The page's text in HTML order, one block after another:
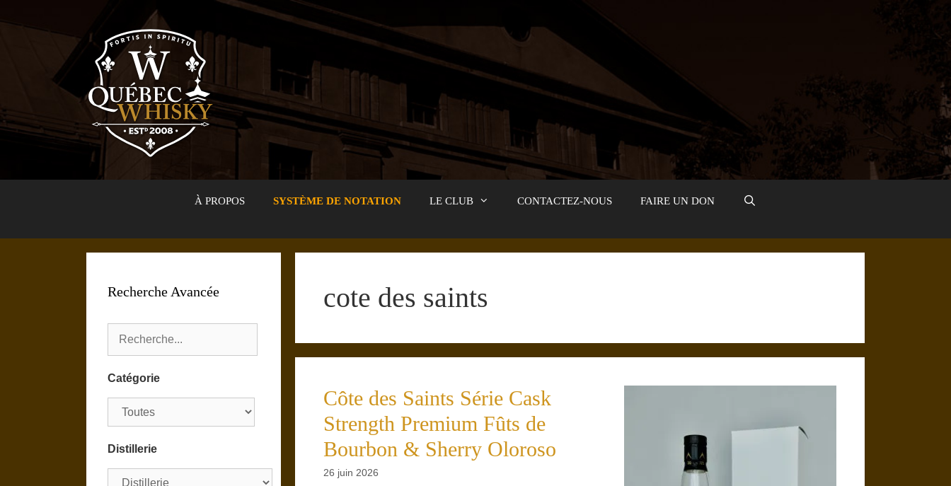
au
À PROPOS SYSTÈME DE NOTATION LE CLUB CONTACTEZ-NOUS FAIRE UN DON
cote des saints
Côte des Saints Série Cask
Strength Premium Fûts de
Bourbon & Sherry Oloroso
26 juin 2026
Recherche Avancée
Catégorie
Distillerie